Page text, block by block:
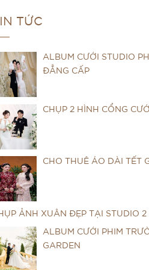
TỨC
ALBUM CƯỚI STUDIO
ĐẲNG CẤP
CHỤP 2 HÌNH CỔNG
CHO THUÊ ÁO DÀI TẾT
ẢNH XUÂN ĐẸP TẠI STUDIO 2
ALBUM CƯỚI PHIM
GARDEN